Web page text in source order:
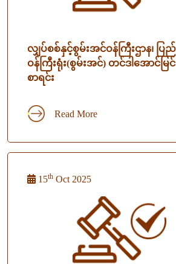
လျှပ်စစ်နှင့်စွမ်းအင်ဝန်ကြီးဌာန၊ ပြ
ဝန်ကြီးရုံး(စွမ်းအင်) တင်ဒါအောင်မြင်
စာရင်း
Read More
15th Oct 2025